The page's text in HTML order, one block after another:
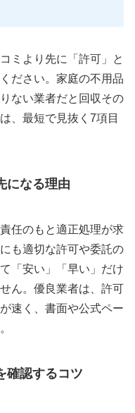
ミより先に「許可」と
ださい。家庭の不用品
ない業者だと回収その
、最短で見抜く7項目
になる理由
任のもと適正処理が求
も適切な許可や委託の
「安い」「早い」だけ
ん。優良業者は、許可
速く、書面や公式ペー
確認するコツ